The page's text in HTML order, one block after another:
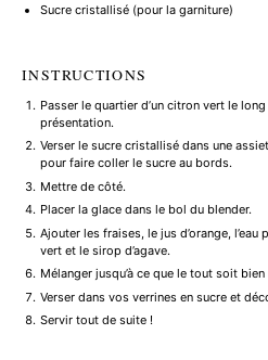
Sucre cristallisé (pour la garniture)
INSTRUCTIONS
Passer le quartier d’un citron vert le
présentation.
Verser le sucre cristallisé dans une
pour faire coller le sucre au bords.
Mettre de côté.
Placer la glace dans le bol du blender.
Ajouter les fraises, le jus d’orange,
vert et le sirop d’agave.
Mélanger jusqu’à ce que le tout soit
Verser dans vos verrines en sucre et
Servir tout de suite !